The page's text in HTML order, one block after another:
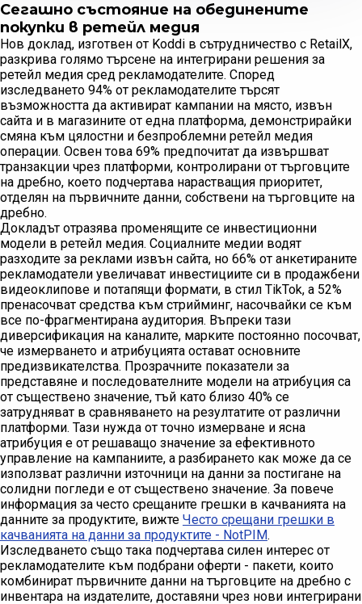
Сегашно състояние на обединените
покупки в ретейл медия
Нов доклад, изготвен от Koddi в сътрудничество с RetailX,
разкрива голямо търсене на интегрирани решения за
ретейл медия сред рекламодателите. Според
изследването 94% от рекламодателите търсят
възможността да активират кампании на място, извън
сайта и в магазините от една платформа, демонстрирайки
смяна към цялостни и безпроблемни ретейл медия
операции. Освен това 69% предпочитат да извършват
транзакции чрез платформи, контролирани от търговците
на дребно, което подчертава нарастващия приоритет,
отделян на първичните данни, собствени на търговците на
дребно.
Докладът отразява променящите се инвестиционни
модели в ретейл медия. Социалните медии водят
разходите за реклами извън сайта, но 66% от анкетираните
рекламодатели увеличават инвестициите си в продажбени
видеоклипове и потапящи формати, в стил TikTok, а 52%
пренасочват средства към стрийминг, насочвайки се към
все по-фрагментирана аудитория. Въпреки тази
диверсификация на каналите, марките постоянно посочват,
че измерването и атрибуцията остават основните
предизвикателства. Прозрачните показатели за
представяне и последователните модели на атрибуция са
от съществено значение, тъй като близо 40% се
затрудняват в сравняването на резултатите от различни
платформи. Тази нужда от точно измерване и ясна
атрибуция е от решаващо значение за ефективното
управление на кампаниите, а разбирането как може да се
използват различни източници на данни за постигане на
солидни погледи е от съществено значение. За повече
информация за често срещаните грешки в качванията на
данните за продуктите, вижте Често срещани грешки в
качванията на данни за продуктите - NotPIM.
Изследването също така подчертава силен интерес от
рекламодателите към подбрани оферти - пакети, които
комбинират първичните данни на търговците на дребно с
инвентара на издателите, доставяни чрез нови интегрирани